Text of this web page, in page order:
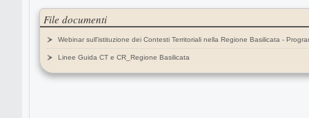
File documenti
Webinar sull'istituzione dei Contesti Territoriali nella Regione Basilicata -
Linee Guida CT e CR_Regione Basilicata